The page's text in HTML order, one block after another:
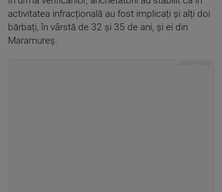
activitatea infracțională au fost implicați și alți doi
bărbați, în vârstă de 32 și 35 de ani, și ei din
Maramureș.